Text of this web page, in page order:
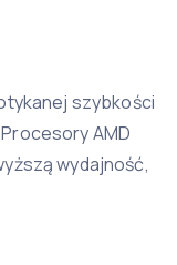
szybkości
AMD
wydajność,